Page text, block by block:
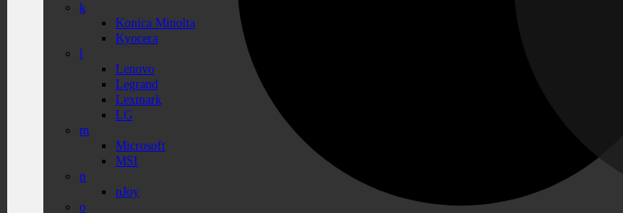
k
Konica Minolta
Kyocera
l
Lenovo
Legrand
Lexmark
LG
m
Microsoft
MSI
n
nJoy
o